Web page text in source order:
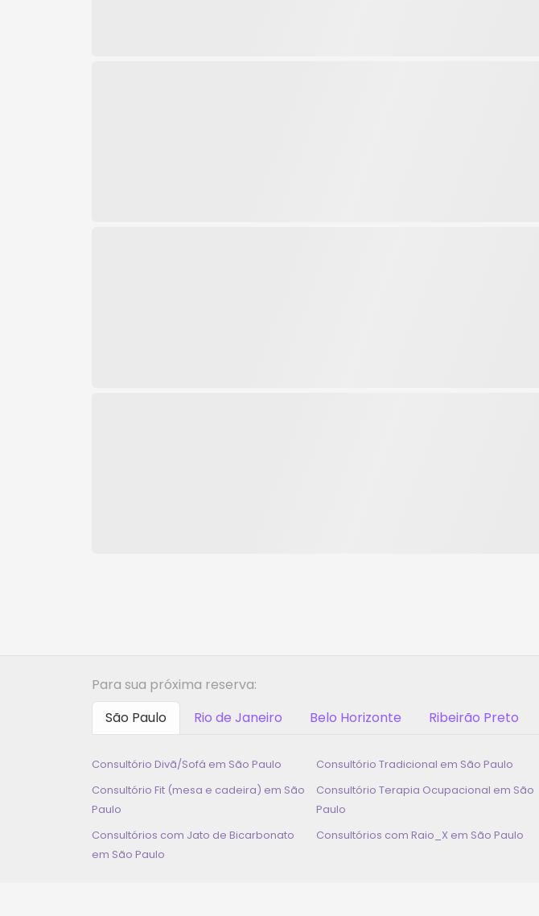
Para sua próxima reserva:
São Paulo
Rio de Janeiro Belo Horizonte Ribeirão Preto
Consultório Divã/Sofá em São Paulo Consultório Tradicional em São Paulo
Consultório Fit (mesa e cadeira) em São
Paulo
Consultório Terapia Ocupacional em São
Paulo
Consultórios com Jato de Bicarbonato
em São Paulo
Consultórios com Raio_X em São Paulo